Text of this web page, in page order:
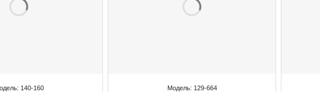
140-160 Модель: 129-664